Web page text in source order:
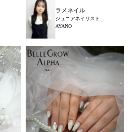
ラメネイル
ジュニアネイリスト
AYANO